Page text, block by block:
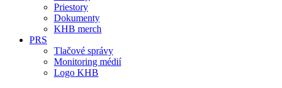
Priestory
Dokumenty
KHB merch
PRS
Tlačové správy
Monitoring médií
Logo KHB